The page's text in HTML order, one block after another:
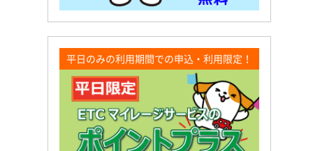
平日のみの利用期間での申込・利用限定！